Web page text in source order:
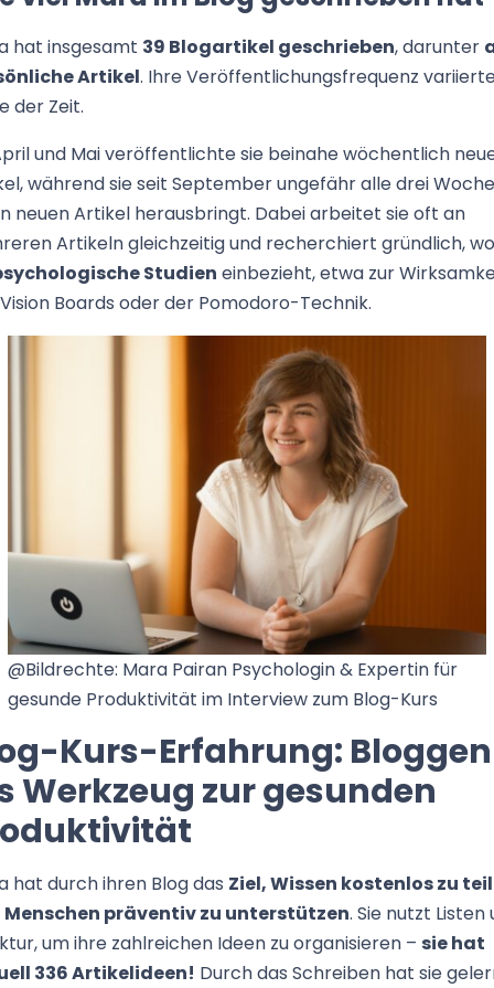
hat insgesamt 39 Blogartikel geschrieben, darunter
Artikel. Ihre Veröffentlichungsfrequenz
der Zeit.
und Mai veröffentlichte sie beinahe wöchentlich
während sie seit September ungefähr alle drei
neuen Artikel herausbringt. Dabei arbeitet sie oft an
Artikeln gleichzeitig und recherchiert gründlich,
Studien einbezieht, etwa zur
Boards oder der Pomodoro-Technik.
@Bildrechte: Mara Pairan Psychologin & Expertin für
gesunde Produktivität im Interview zum Blog-Kurs
Kurs-Erfahrung: Bloggen
Werkzeug zur gesunden
hat durch ihren Blog das Ziel, Wissen kostenlos zu
Menschen präventiv zu unterstützen. Sie nutzt Listen
um ihre zahlreichen Ideen zu organisieren – sie hat
336 Artikelideen! Durch das Schreiben hat sie